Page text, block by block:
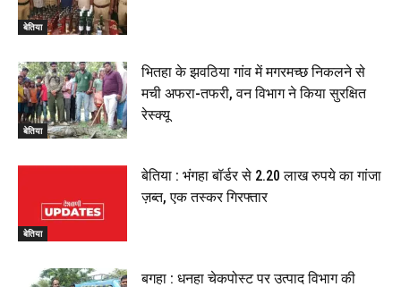
बेतिया
बेतिया
भितहा के झवठिया गांव में मगरमच्छ निकलने से
मची अफरा-तफरी, वन विभाग ने किया सुरक्षित
रेस्क्यू
बेतिया
बेतिया : भंगहा बॉर्डर से 2.20 लाख रुपये का गांजा
ज़ब्त, एक तस्कर गिरफ्तार
बगहा : धनहा चेकपोस्ट पर उत्पाद विभाग की